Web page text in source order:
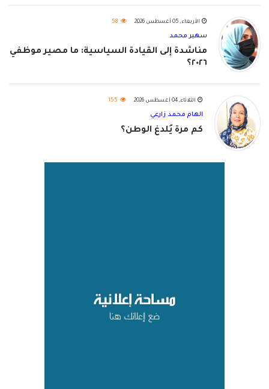
الأربعاء, 05 أغسطس 2026 58
سهير محمد
مناشدة إلى القيادة السياسية: ما مصير موظفي
٢٠٢٦؟
الثلاثاء, 04 أغسطس 2026 155
الهام محمد زارعي
كم مرة يُلدغ الوطن؟